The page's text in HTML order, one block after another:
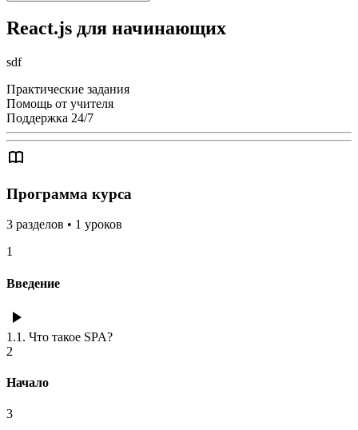
React.js для начинающих
sdf
Практические задания
Помощь от учителя
Поддержка 24/7
Программа курса
3 разделов • 1 уроков
1
Введение
1.1 . Что такое SPA?
2
Начало
3